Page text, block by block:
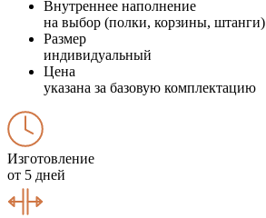
Внутреннее наполнение
на выбор (полки, корзины, штанги)
Размер
индивидуальный
Цена
указана за базовую комплектацию
Изготовление
от 5 дней